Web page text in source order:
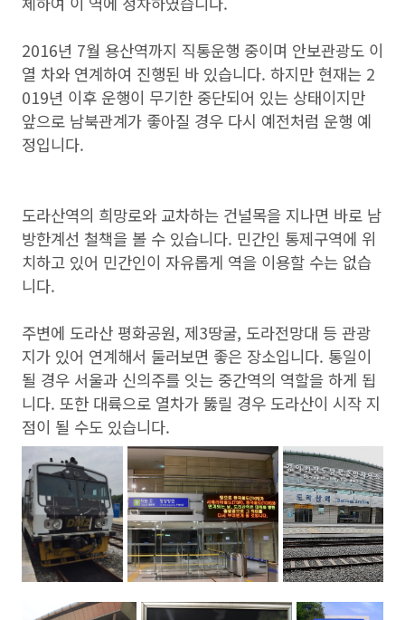
2016년 7월 용산역까지 직통운행 중이며 안보관광도 이
열 차와 연계하여 진행된 바 있습니다. 하지만 현재는 2
019년 이후 운행이 무기한 중단되어 있는 상태이지만
앞으로 남북관계가 좋아질 경우 다시 예전처럼 운행 예
정입니다.
도라산역의 희망로와 교차하는 건널목을 지나면 바로 남
방한계선 철책을 볼 수 있습니다. 민간인 통제구역에 위
치하고 있어 민간인이 자유롭게 역을 이용할 수는 없습
니다.
주변에 도라산 평화공원, 제3땅굴, 도라전망대 등 관광
지가 있어 연계해서 둘러보면 좋은 장소입니다. 통일이
될 경우 서울과 신의주를 잇는 중간역의 역할을 하게 됩
니다. 또한 대륙으로 열차가 뚫릴 경우 도라산이 시작 지
점이 될 수도 있습니다.